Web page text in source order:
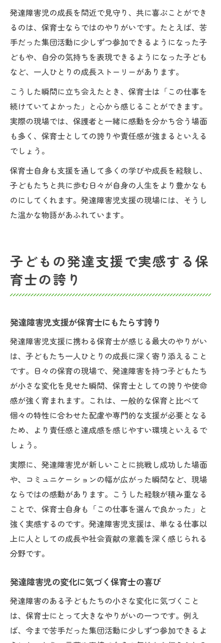
発達障害児の成長を間近で見守り、共に喜ぶことができ
るのは、保育士ならではのやりがいです。たとえば、苦
手だった集団活動に少しずつ参加できるようになった子
どもや、自分の気持ちを表現できるようになった子ども
など、一人ひとりの成長ストーリーがあります。
こうした瞬間に立ち会えたとき、保育士は「この仕事を
続けていてよかった」と心から感じることができます。
実際の現場では、保護者と一緒に感動を分かち合う場面
も多く、保育士としての誇りや責任感が強まるといえる
でしょう。
保育士自身も支援を通して多くの学びや成長を経験し、
子どもたちと共に歩む日々が自身の人生をより豊かなも
のにしてくれます。発達障害児支援の現場には、そうし
た温かな物語があふれています。
子どもの発達支援で実感する保
育士の誇り
発達障害児支援が保育士にもたらす誇り
発達障害児支援に携わる保育士が感じる最大のやりがい
は、子どもたち一人ひとりの成長に深く寄り添えること
です。日々の保育の現場で、発達障害を持つ子どもたち
が小さな変化を見せた瞬間、保育士としての誇りや使命
感が強く育まれます。これは、一般的な保育と比べて
個々の特性に合わせた配慮や専門的な支援が必要となる
ため、より責任感と達成感を感じやすい環境といえるで
しょう。
実際に、発達障害児が新しいことに挑戦し成功した場面
や、コミュニケーションの幅が広がった瞬間など、現場
ならではの感動があります。こうした経験が積み重なる
ことで、保育士自身も「この仕事を選んで良かった」と
強く実感するのです。発達障害児支援は、単なる仕事以
上に人としての成長や社会貢献の意義を深く感じられる
分野です。
発達障害児の変化に気づく保育士の喜び
発達障害のある子どもたちの小さな変化に気づくこと
は、保育士にとって大きなやりがいの一つです。例え
ば、今まで苦手だった集団活動に少しずつ参加できるよ